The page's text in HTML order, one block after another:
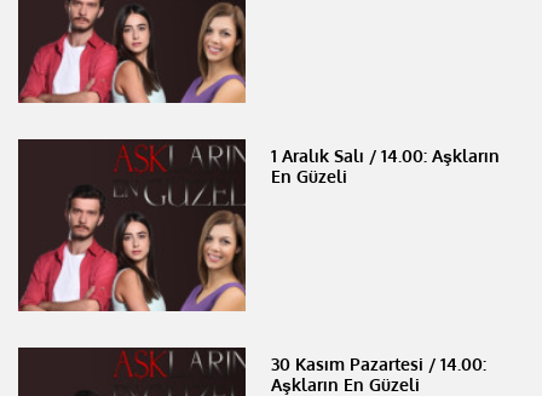
1 Aralık Salı / 14.00: Aşkların
En Güzeli
30 Kasım Pazartesi / 14.00:
Aşkların En Güzeli